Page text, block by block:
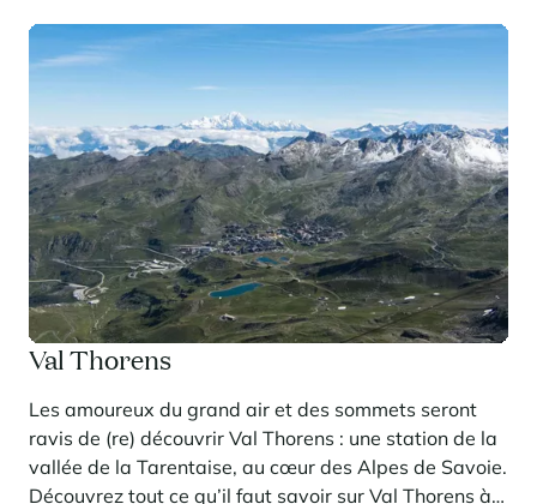
Val Thorens
Les amoureux du grand air et des sommets seront
ravis de (re) découvrir Val Thorens : une station de la
vallée de la Tarentaise, au cœur des Alpes de Savoie.
Découvrez tout ce qu’il faut savoir sur Val Thorens à